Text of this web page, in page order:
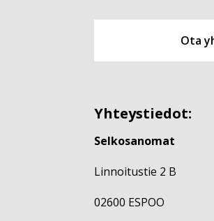
Ota
Yhteystiedot:
Selkosanomat
Linnoitustie 2 B
02600 ESPOO